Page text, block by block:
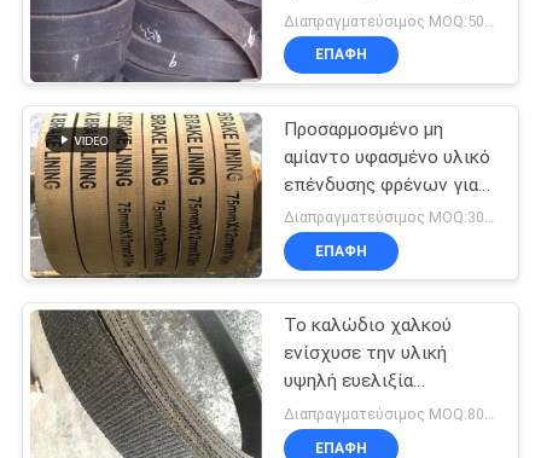
υλικό μαύρο για το
βαρούλκο αγκύρων
ΕΠΑΦΉ
Προσαρμοσμένο μη
αμίαντο υφασμένο υλικό
επένδυσης φρένων για
αγκυροβολητήρα
ανεμοθώρακα
Διαπραγματεύσιμος MOQ:300 κλ
ΕΠΑΦΉ
Το καλώδιο χαλκού
ενίσχυσε την υλική
υψηλή ευελιξία
επένδυσης φρένων μη
αμιάντων
Διαπραγματεύσιμος MOQ:800 κλ
ΕΠΑΦΉ